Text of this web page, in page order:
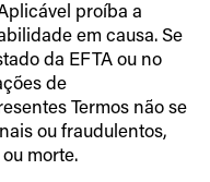
proíba a
em causa. Se
da EFTA ou no
de
Termos não se
ou fraudulentos,
morte.